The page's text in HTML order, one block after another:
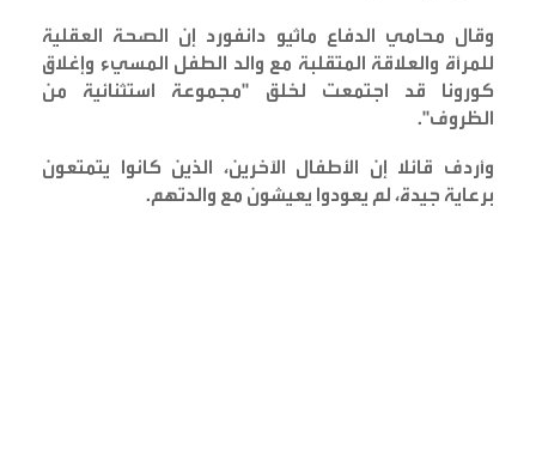
وقال محامي الدفاع ماثيو دانفورد إن الصحة العقلية
للمرأة والعلاقة المتقلبة مع والد الطفل المسيء وإغلاق
كورونا قد اجتمعت لخلق "مجموعة استثنائية من
الظروف".
وأردف قائلا إن الأطفال الآخرين، الذين كانوا يتمتعون
برعاية جيدة، لم يعودوا يعيشون مع والدتهم.